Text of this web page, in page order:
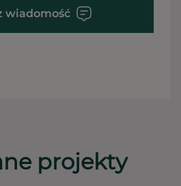
wiadomość
projekty